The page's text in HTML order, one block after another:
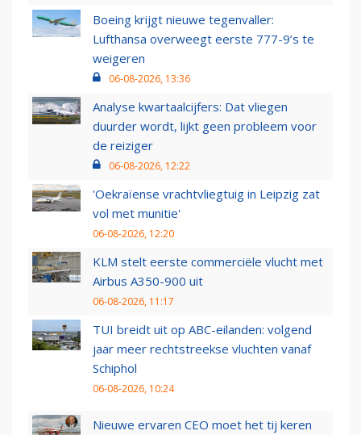
Boeing krijgt nieuwe tegenvaller:
Lufthansa overweegt eerste 777-9’s te
weigeren
06-08-2026, 13:36
Analyse kwartaalcijfers: Dat vliegen
duurder wordt, lijkt geen probleem voor
de reiziger
06-08-2026, 12:22
'Oekraïense vrachtvliegtuig in Leipzig zat
vol met munitie'
06-08-2026, 12:20
KLM stelt eerste commerciële vlucht met
Airbus A350-900 uit
06-08-2026, 11:17
TUI breidt uit op ABC-eilanden: volgend
jaar meer rechtstreekse vluchten vanaf
Schiphol
06-08-2026, 10:24
Nieuwe ervaren CEO moet het tij keren